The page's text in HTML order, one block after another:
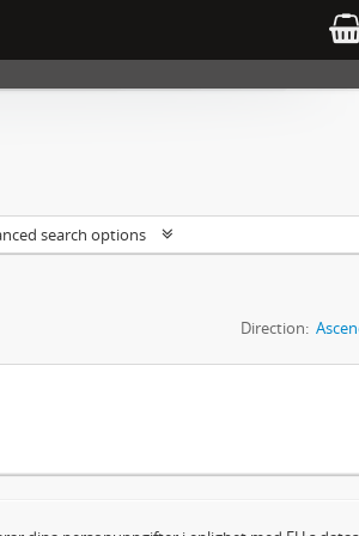
search options
Direction: